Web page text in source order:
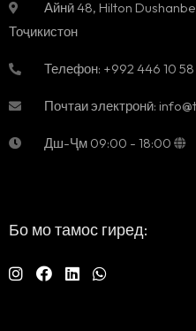
Бо мо тамос гиред:
Айнӣ 48, Hilton
Тоҷикистон
Телефон: +992 446 10
Почтаи электронӣ:
Дш-Ҷм 09:00 - 18:00